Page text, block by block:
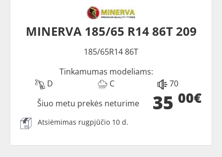
MINERVA 185/65 R14 86T 209
185/65R14 86T
Tinkamumas modeliams:
D
C 70
35 00€
Šiuo metu prekės neturime
Atsiėmimas rugpjūčio 10 d.